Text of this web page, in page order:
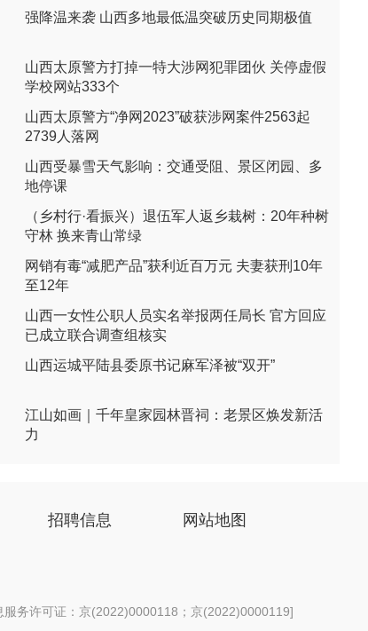
强降温来袭 山西多地最低温突破历史同期极值
山西太原警方打掉一特大涉网犯罪团伙 关停虚假
学校网站333个
山西太原警方“净网2023”破获涉网案件2563起
2739人落网
山西受暴雪天气影响：交通受阻、景区闭园、多
地停课
（乡村行·看振兴）退伍军人返乡栽树：20年种树
守林 换来青山常绿
网销有毒“减肥产品”获利近百万元 夫妻获刑10年
至12年
山西一女性公职人员实名举报两任局长 官方回应
已成立联合调查组核实
山西运城平陆县委原书记麻军泽被“双开”
江山如画｜千年皇家园林晋祠：老景区焕发新活
力
招聘信息 网站地图
服务许可证：京(2022)0000118；京(2022)0000119]